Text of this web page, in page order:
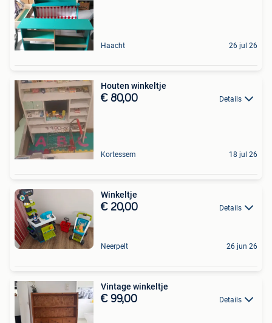
Haacht 26 jul 26
Houten winkeltje
€ 80,00 Details
Kortessem 18 jul 26
Winkeltje
€ 20,00 Details
Neerpelt 26 jun 26
Vintage winkeltje
€ 99,00 Details